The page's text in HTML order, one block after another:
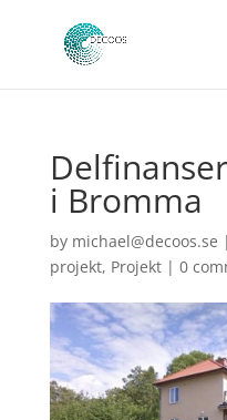
i Bromma
by michael@decoos.se |
projekt, Projekt| 0